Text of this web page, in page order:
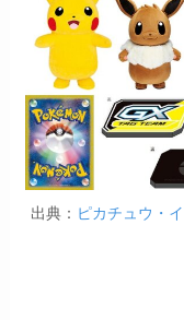
出典： ピカチュウ・